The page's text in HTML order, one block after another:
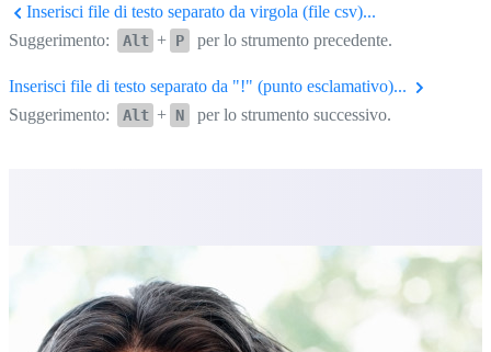
Inserisci file di testo separato da virgola (file csv)...
Suggerimento:
Alt + P per lo strumento precedente.
Inserisci file di testo separato da "!" (punto esclamativo)...
Suggerimento:
Alt + N per lo strumento successivo.